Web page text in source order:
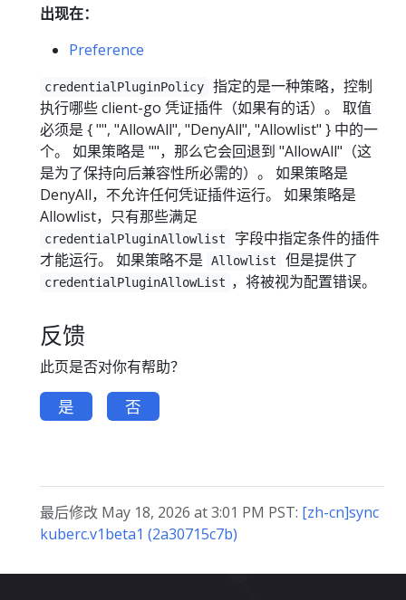
出现在：
Preference
credentialPluginPolicy
指定的是一种策略，控制
执行哪些 client-go 凭证插件（如果有的话）。 取值
必须是 { "", "AllowAll", "DenyAll", "Allowlist" } 中的一
个。 如果策略是 ""，那么它会回退到 "AllowAll"（这
是为了保持向后兼容性所必需的）。 如果策略是
DenyAll，不允许任何凭证插件运行。 如果策略是
Allowlist，只有那些满足
credentialPluginAllowlist
字段中指定条件的插件
才能运行。 如果策略不是
Allowlist 但是提供了
credentialPluginAllowList ，将被视为配置错误。
反馈
此页是否对你有帮助？
是 否
最后修改 May 18, 2026 at 3:01 PM PST: [zh-cn]sync
kuberc.v1beta1 (2a30715c7b)